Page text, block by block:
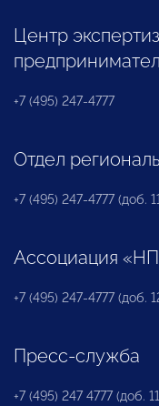
Центр
+7 (495) 247-4777
Отдел
+7 (495) 247-4777 (доб.
Ассоциация
+7 (495) 247-4777 (доб.
Пресс-служба
+7 (495) 247 4777 (доб.